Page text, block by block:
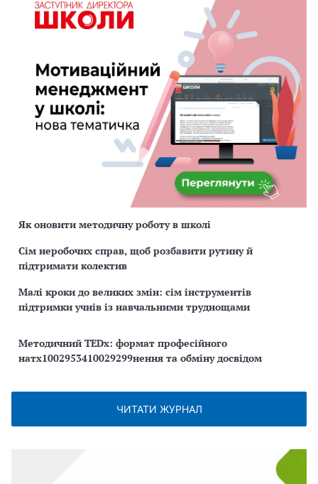
Як оновити методичну роботу в школі
Сім неробочих справ, щоб розбавити рутину й
підтримати колектив
Малі кроки до великих змін: сім інструментів
підтримки учнів із навчальними труднощами
Методичний TEDx: формат професійного
натх1002953410029299нення та обміну досвідом
ЧИТАТИ ЖУРНАЛ